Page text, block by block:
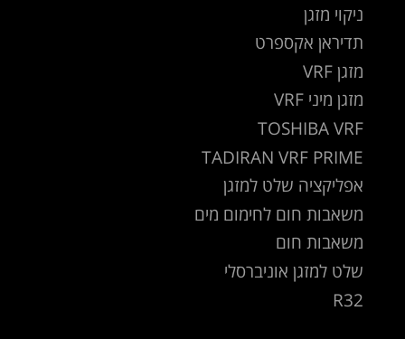
ניקוי מזגן
תדיראן אקספרט
מזגן VRF
מזגן מיני VRF
TOSHIBA VRF
TADIRAN VRF PRIME
אפליקציה שלט למזגן
משאבות חום לחימום מים
משאבות חום
שלט למזגן אוניברסלי
R32